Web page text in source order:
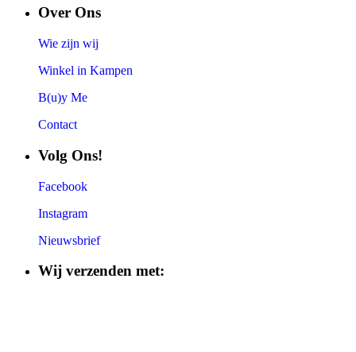
Over Ons
Wie zijn wij
Winkel in Kampen
B(u)y Me
Contact
Volg Ons!
Facebook
Instagram
Nieuwsbrief
Wij verzenden met: